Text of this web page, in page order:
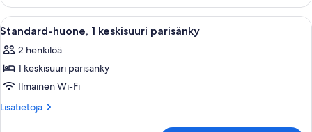
1
keskisuuri
parisänky
Avaa
kaikki
huonetyypin
Standard-
huone,
1
Hotellihuone, jossa on sänky,
14
Standard-huone, 1 keskisuuri parisänky
2 henkilöä
1 keskisuuri parisänky
Ilmainen Wi-Fi
Lisätietoja
Lisätietoja